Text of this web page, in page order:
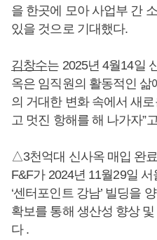
을 한곳에 모아 사업부 간
있을 것으로 기대했다.
김창수는 2025년 4월14일
옥은 임직원의 활동적인 삶
의 거대한 변화 속에서 새
고 멋진 항해를 해 나가자”
△3천억대 신사옥 매입 완료
F&F가 2024년 11월29일
‘센터포인트 강남’ 빌딩을
확보를 통해 생산성 향상
다 .